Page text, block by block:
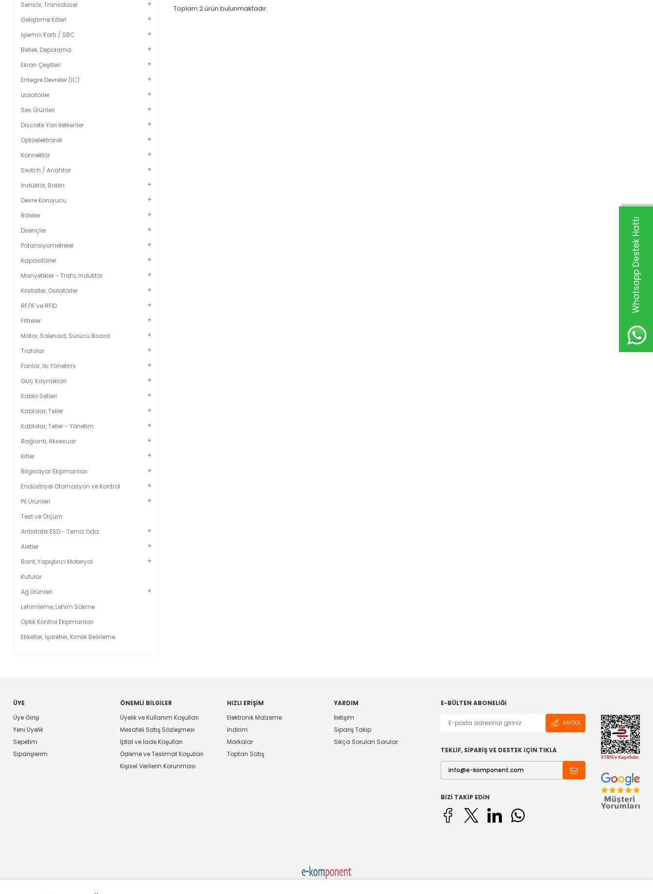
Whatsapp Destek Hattı
Sensör, Transdüser
Geliştirme Kitleri
İşlemci Kartı / SBC
Bellek, Depolama
Ekran Çeşitleri
Entegre Devreler (IC)
İzolatörler
Ses Ürünleri
Discrete Yarı İletkenler
Optoelektronik
Konnektör
Switch / Anahtar
İndüktör, Bobin
Devre Koruyucu
Röleler
Dirençler
Potansiyometreler
Kapasitörler
Manyetikler - Trafo, İndüktör
Kristaller, Osilatörler
RF/IF ve RFID
Filtreler
Motor, Solenoid, Sürücü Board
Trafolar
Fanlar, Isı Yönetimi
Güç Kaynakları
Kablo Setleri
Kablolar, Teller
Kablolar, Teller - Yönetim
Bağlantı, Aksesuar
Kitler
Bilgisayar Ekipmanları
Endüstriyel Otomasyon ve Kontrol
Pil Ürünleri
Test ve Ölçüm
Antistatik ESD - Temiz Oda
Aletler
Bant, Yapıştırıcı Materyal
Kutular
Ağ Ürünleri
Lehimleme, Lehim Sökme
Optik Kontrol Ekipmanları
Etiketler, İşaretler, Kimlik Belirleme
Toplam 2ürün bulunmaktadır.
ÜYE
Üye Girişi
Yeni Üyelik
Sepetim
Siparişlerim
ÖNEMLI BILGILER
Üyelik ve Kullanım Koşulları
Mesafeli Satış Sözleşmesi
İptal ve İade Koşulları
Ödeme ve Teslimat Koşulları
Kişisel Verilerin Korunması
HIZLI ERIŞIM
Elektronik Malzeme
İndirim
Markalar
Toptan Satış
YARDIM
İletişim
Sipariş Takip
Sıkça Sorulan Sorular
E-BÜLTEN ABONELIĞI
KAYDOL
TEKLİF, SİPARİŞ VE DESTEK İÇİN TIKLA
BIZI TAKIP EDIN